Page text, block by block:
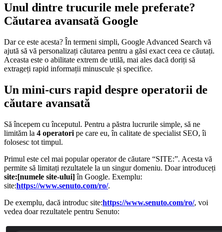
Unul dintre trucurile mele preferate?
Căutarea avansată Google
Dar ce este acesta? În termeni simpli, Google Advanced Search vă
ajută să vă personalizați căutarea pentru a găsi exact ceea ce căutați.
Aceasta este o abilitate extrem de utilă, mai ales dacă doriți să
extrageți rapid informații minuscule și specifice.
Un mini-curs rapid despre operatorii de
căutare avansată
Să începem cu începutul. Pentru a păstra lucrurile simple, să ne
limităm la 4 operatori pe care eu, în calitate de specialist SEO, îi
folosesc tot timpul.
Primul este cel mai popular operator de căutare “SITE:”. Acesta vă
permite să limitați rezultatele la un singur domeniu. Doar introduceți
site:[numele site-ului]în Google. Exemplu:
site:https://www.senuto.com/ro/.
De exemplu, dacă introduc site:https://www.senuto.com/ro/, voi
vedea doar rezultatele pentru Senuto: